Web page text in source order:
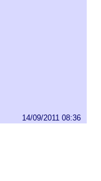
14/09/2011 08:36